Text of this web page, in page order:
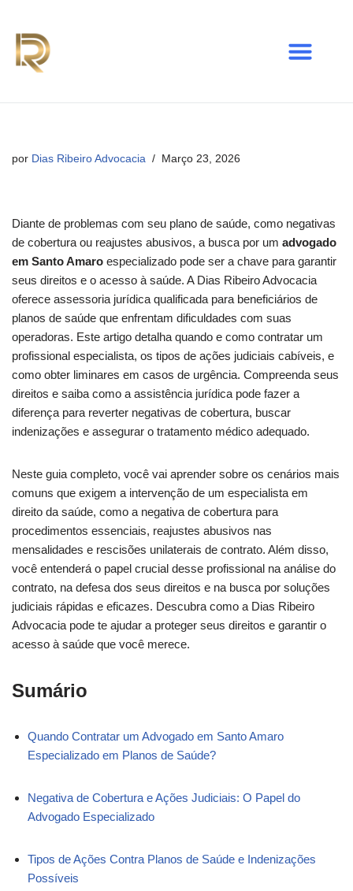
Avançar
para
por Dias Ribeiro Advocacia Março 23, 2026
Diante de problemas com seu plano de saúde, como negativas
de cobertura ou reajustes abusivos, a busca por um advogado
em Santo Amaro especializado pode ser a chave para garantir
seus direitos e o acesso à saúde. A Dias Ribeiro Advocacia
oferece assessoria jurídica qualificada para beneficiários de
planos de saúde que enfrentam dificuldades com suas
operadoras. Este artigo detalha quando e como contratar um
profissional especialista, os tipos de ações judiciais cabíveis, e
como obter liminares em casos de urgência. Compreenda seus
direitos e saiba como a assistência jurídica pode fazer a
diferença para reverter negativas de cobertura, buscar
indenizações e assegurar o tratamento médico adequado.
Neste guia completo, você vai aprender sobre os cenários mais
comuns que exigem a intervenção de um especialista em
direito da saúde, como a negativa de cobertura para
procedimentos essenciais, reajustes abusivos nas
mensalidades e rescisões unilaterais de contrato. Além disso,
você entenderá o papel crucial desse profissional na análise do
contrato, na defesa dos seus direitos e na busca por soluções
judiciais rápidas e eficazes. Descubra como a Dias Ribeiro
Advocacia pode te ajudar a proteger seus direitos e garantir o
acesso à saúde que você merece.
Sumário
Quando Contratar um Advogado em Santo Amaro
Especializado em Planos de Saúde?
Negativa de Cobertura e Ações Judiciais: O Papel do
Advogado Especializado
Tipos de Ações Contra Planos de Saúde e Indenizações
Possíveis